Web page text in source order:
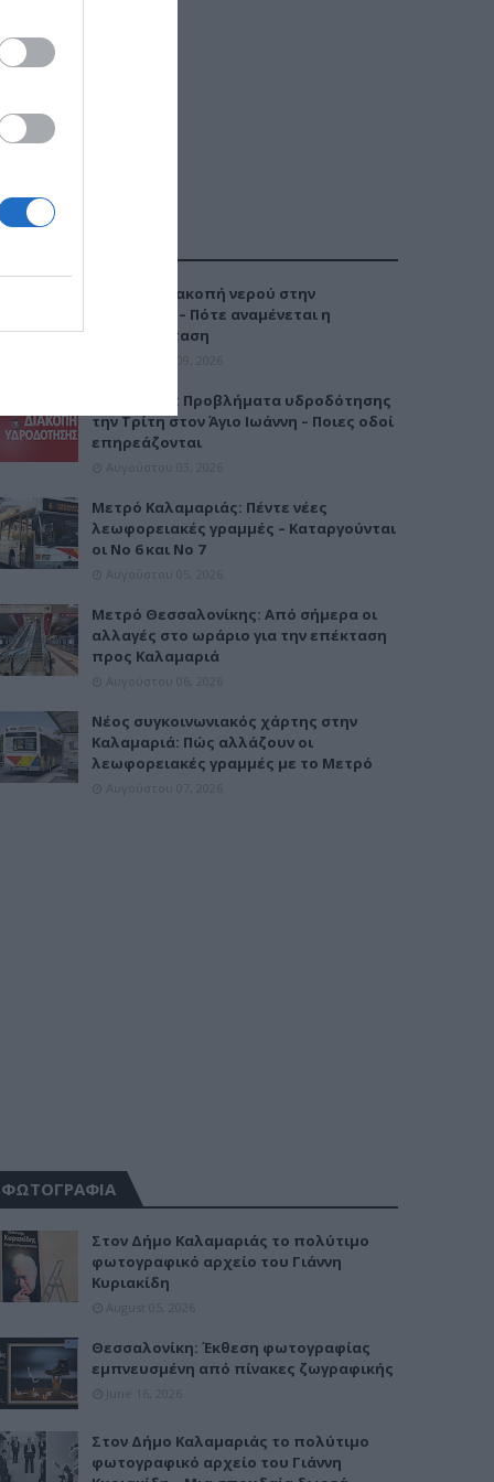
Έκτακτη διακοπή νερού στην
Καλαμαριά – Πότε αναμένεται η
αποκατάσταση
Καλαμαριά: Προβλήματα υδροδότησης
την Τρίτη στον Άγιο Ιωάννη – Ποιες οδοί
επηρεάζονται
Μετρό Καλαμαριάς: Πέντε νέες
λεωφορειακές γραμμές – Καταργούνται
οι Νο 6 και Νο 7
Μετρό Θεσσαλονίκης: Από σήμερα οι
αλλαγές στο ωράριο για την επέκταση
προς Καλαμαριά
Νέος συγκοινωνιακός χάρτης στην
Καλαμαριά: Πώς αλλάζουν οι
λεωφορειακές γραμμές με το Μετρό
ΦΩΤΟΓΡΑΦΙΑ
Στον Δήμο Καλαμαριάς το πολύτιμο
φωτογραφικό αρχείο του Γιάννη
Κυριακίδη
Θεσσαλονίκη: Έκθεση φωτογραφίας
εμπνευσμένη από πίνακες ζωγραφικής
Στον Δήμο Καλαμαριάς το πολύτιμο
φωτογραφικό αρχείο του Γιάννη